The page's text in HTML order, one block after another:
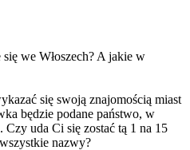
we Włoszech? A jakie w
się swoją znajomością miast
będzie podane państwo, w
Czy uda Ci się zostać tą 1 na 15
nazwy?